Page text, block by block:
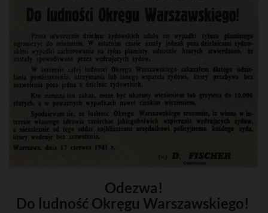
Odezwa!
Do ludność Okręgu Warszawskiego!